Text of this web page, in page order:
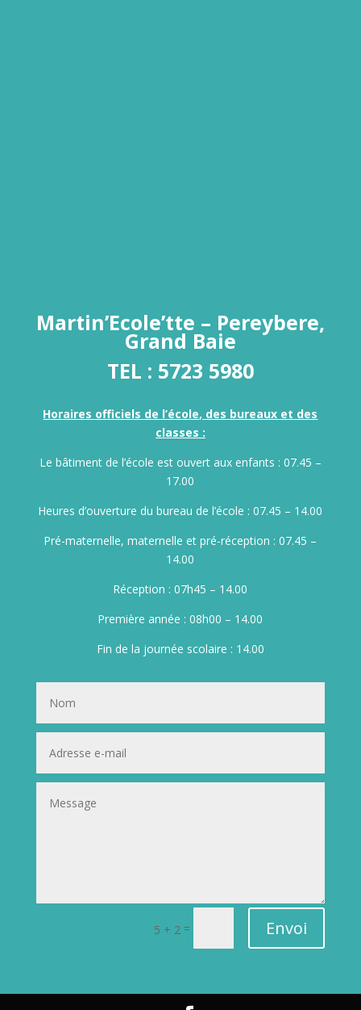
Martin’Ecole’tte – Pereybere,
Grand Baie
TEL : 5723 5980
Horaires officiels de l’école, des bureaux et des
classes :
Le bâtiment de l’école est ouvert aux enfants : 07.45 –
17.00
Heures d’ouverture du bureau de l’école : 07.45 – 14.00
Pré-maternelle, maternelle et pré-réception : 07.45 –
14.00
Réception : 07h45 – 14.00
Première année : 08h00 – 14.00
Fin de la journée scolaire : 14.00
5 + 2 = Envoi